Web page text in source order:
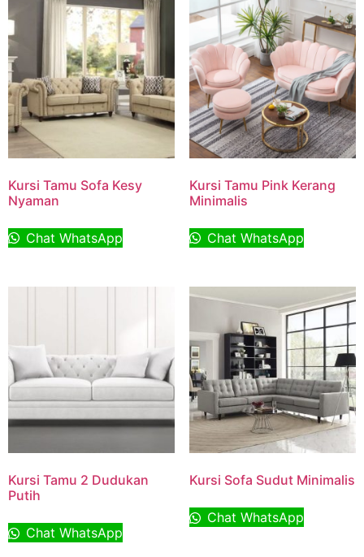
Kursi Tamu Sofa Kesy
Nyaman
Chat WhatsApp
Kursi Tamu Pink Kerang
Minimalis
Chat WhatsApp
Kursi Tamu 2 Dudukan
Putih
Chat WhatsApp
Kursi Sofa Sudut Minimalis
Chat WhatsApp